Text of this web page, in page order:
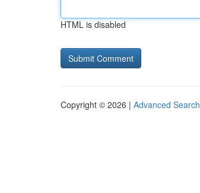
HTML is disabled
Copyright © 2026 | Advanced Search